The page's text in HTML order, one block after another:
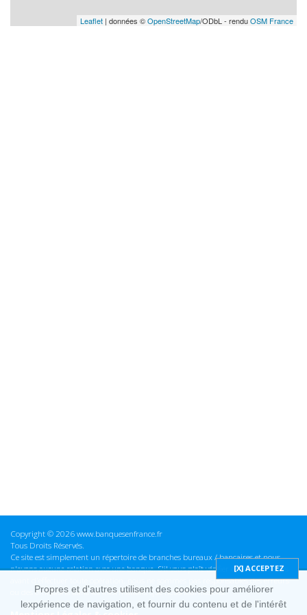
Leaflet | données ©OpenStreetMap/ODbL - renduOSM France
Copyright © 2026 www.banquesenfrance.fr
Tous Droits Réservés.
Ce site est simplement un répertoire de branches bureaux / bancaires et nous
n'avons aucune relation avec une banque. S'il vous plaît vérifier ces informations
avant d'effectuer toute opération, nous ne sommes pas responsables des erreurs
ou des omissions dans les informations que nous fournissons.
Propres et d'autres utilisent des cookies pour améliorer
lexpérience de navigation, et fournir du contenu et de l'intérêt